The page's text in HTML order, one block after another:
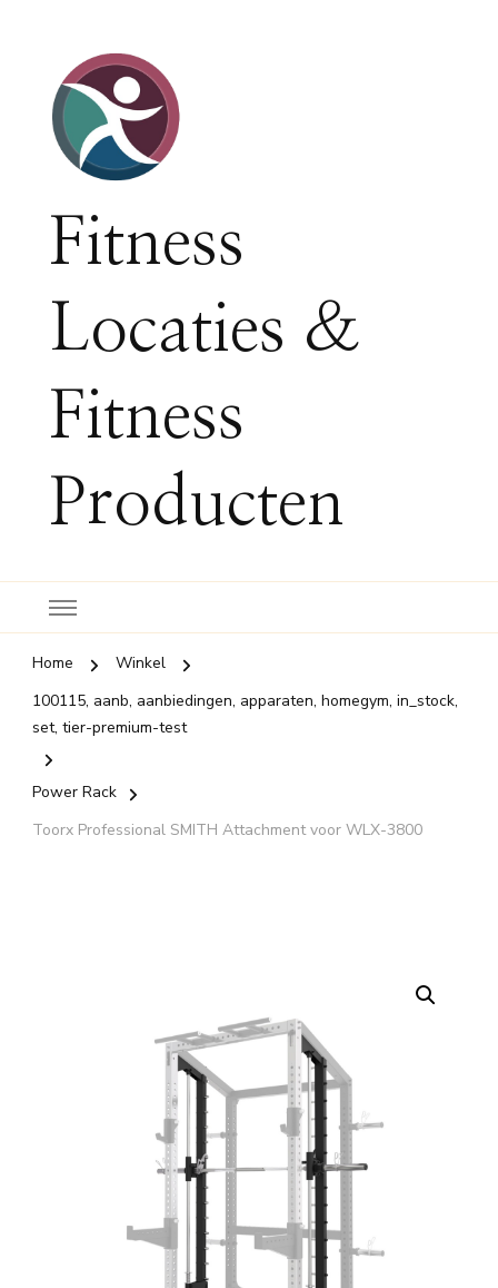
Fitness
Locaties &
Fitness
Producten
Home
Winkel
100115, aanb, aanbiedingen, apparaten, homegym, in_stock,
set, tier-premium-test
Power Rack
Toorx Professional SMITH Attachment voor WLX-3800